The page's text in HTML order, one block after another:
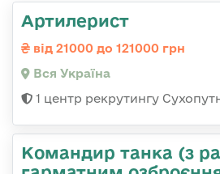
Артилерист
від 21000 до 121000 грн
Вся Україна
1 центр рекрутингу
Командиp танка (з